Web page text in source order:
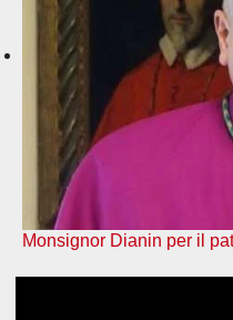
Monsignor Dianin per il